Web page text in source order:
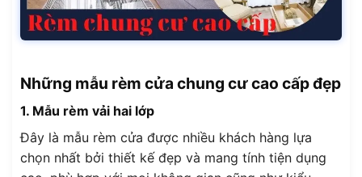
Những mẫu rèm cửa chung cư cao cấp đẹp
1. Mẫu rèm vải hai lớp
Đây là mẫu rèm cửa được nhiều khách hàng lựa
chọn nhất bởi thiết kế đẹp và mang tính tiện dụng